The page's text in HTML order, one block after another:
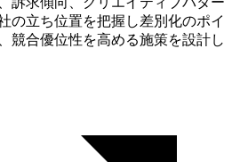
の立ち位置を把握し差別化のポイ
競合優位性を高める施策を設計し